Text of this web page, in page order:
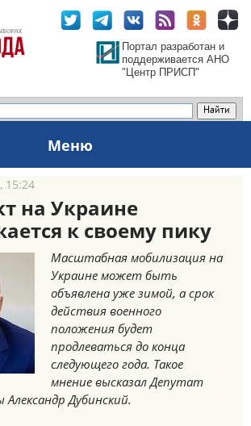
Портал разработан и
поддерживается АНО
"Центр ПРИСП"
Меню
15:24
на Украине
к своему пику
Масштабная мобилизация на
Украине может быть
объявлена уже зимой, а срок
действия военного
положения будет
продлеваться до конца
следующего года. Такое
мнение высказал Депутат
Александр Дубинский.